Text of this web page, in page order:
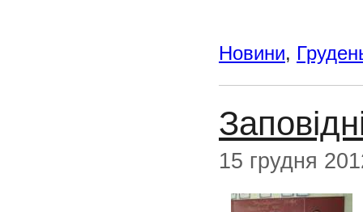
Новини,
15 грудня